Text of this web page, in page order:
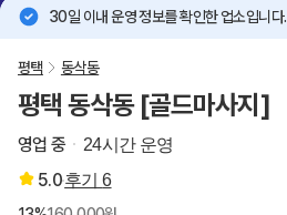
30일 이내 운영 정보를 확인한 업소입니다.
평택 동삭동
평택 동삭동 [골드마사지]
영업 중 24시간 운영
5.0후기6